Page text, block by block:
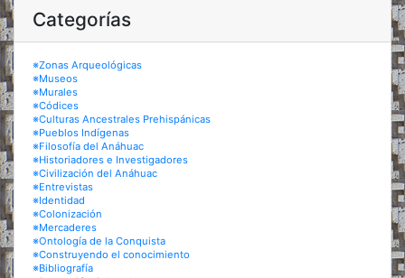
Categorías
※Zonas Arqueológicas
※Museos
※Murales
※Códices
※Culturas Ancestrales Prehispánicas
※Pueblos Indígenas
※Filosofía del Anáhuac
※Historiadores e Investigadores
※Civilización del Anáhuac
※Entrevistas
※Identidad
※Colonización
※Mercaderes
※Ontología de la Conquista
※Construyendo el conocimiento
※Bibliografía